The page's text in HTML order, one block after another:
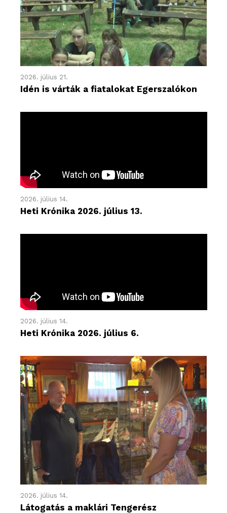
2026. július 21.
Idén is várták a fiatalokat Egerszalókon
2026. július 14.
Heti Krónika 2026. július 13.
2026. július 14.
Heti Krónika 2026. július 6.
2026. július 14.
Látogatás a maklári Tengerész